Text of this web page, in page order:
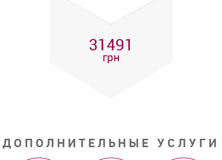
31491
грн
ДОПОЛНИТЕЛЬНЫЕ УСЛУГИ